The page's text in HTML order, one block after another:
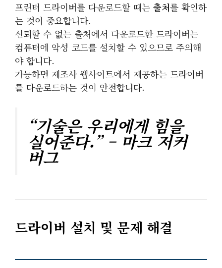
프린터 드라이버를 다운로드할 때는 출처를 확인하
는 것이 중요합니다.
신뢰할 수 없는 출처에서 다운로드한 드라이버는
컴퓨터에 악성 코드를 설치할 수 있으므로 주의해
야 합니다.
가능하면 제조사 웹사이트에서 제공하는 드라이버
를 다운로드하는 것이 안전합니다.
“기술은 우리에게 힘을
실어준다.” – 마크 저커
버그
드라이버 설치 및 문제 해결